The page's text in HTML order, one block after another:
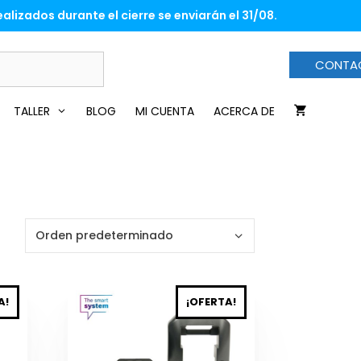
durante el cierre se enviarán el 31/08.
TALLER BLOG MI CUENTA ACERCA DE
¡OFERTA!
Este
producto